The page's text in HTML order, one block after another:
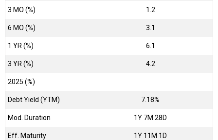
3 MO (%) 1.2
6 MO (%) 3.1
1 YR (%) 6.1
3 YR (%) 4.2
2025 (%)
Debt Yield (YTM) 7.18%
Mod. Duration 1Y 7M 28D
Eff. Maturity 1Y 11M 1D